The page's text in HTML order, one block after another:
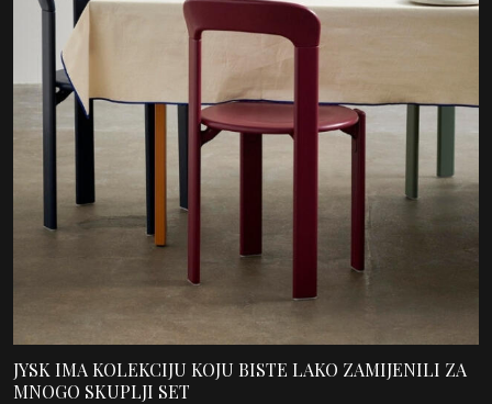
JYSK IMA KOLEKCIJU KOJU BISTE LAKO ZAMIJENILI ZA
MNOGO SKUPLJI SET